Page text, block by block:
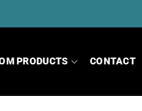
PRODUCTS CONTACT